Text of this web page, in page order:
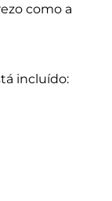
como a
incluído: